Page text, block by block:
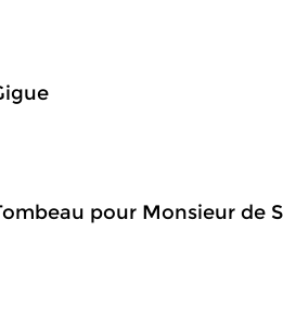
pour Monsieur de